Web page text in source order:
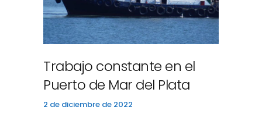
Trabajo constante en el
Puerto de Mar del Plata
2 de diciembre de 2022